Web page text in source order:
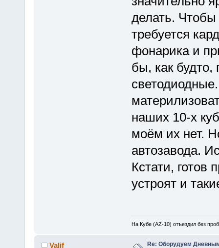
делать.
требуется
фонарика и
бы, как будто,
наших 10-х
моём их нет.
автозавода.
Кстати, готов
устроят и
На Кубе (AZ-10) отъездил без
Valif
Re: Оборудуем